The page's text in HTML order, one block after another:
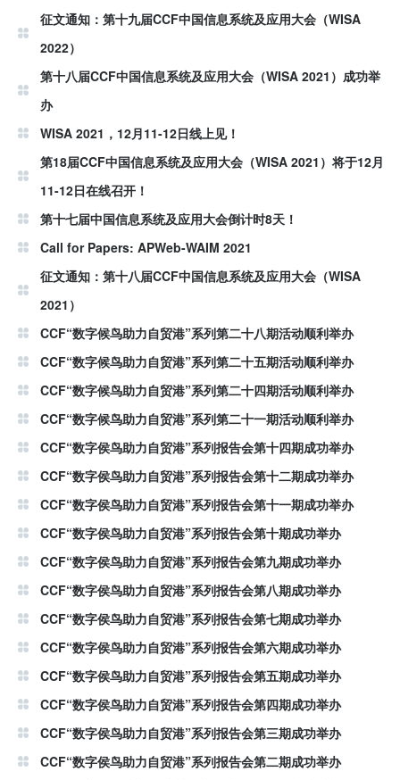
征文通知：第十九届CCF中国信息系统及应用大会（WISA
2022）
第十八届CCF中国信息系统及应用大会（WISA 2021）成功举
办
WISA 2021，12月11-12日线上见！
第18届CCF中国信息系统及应用大会（WISA 2021）将于12月
11-12日在线召开！
第十七届中国信息系统及应用大会倒计时8天！
Call for Papers: APWeb-WAIM 2021
征文通知：第十八届CCF中国信息系统及应用大会（WISA
2021）
CCF“数字候鸟助力自贸港”系列第二十八期活动顺利举办
CCF“数字候鸟助力自贸港”系列第二十五期活动顺利举办
CCF“数字候鸟助力自贸港”系列第二十四期活动顺利举办
CCF“数字候鸟助力自贸港”系列第二十一期活动顺利举办
CCF“数字侯鸟助力自贸港”系列报告会第十四期成功举办
CCF“数字侯鸟助力自贸港”系列报告会第十二期成功举办
CCF“数字侯鸟助力自贸港”系列报告会第十一期成功举办
CCF“数字侯鸟助力自贸港”系列报告会第十期成功举办
CCF“数字侯鸟助力自贸港”系列报告会第九期成功举办
CCF“数字侯鸟助力自贸港”系列报告会第八期成功举办
CCF“数字侯鸟助力自贸港”系列报告会第七期成功举办
CCF“数字侯鸟助力自贸港”系列报告会第六期成功举办
CCF“数字侯鸟助力自贸港”系列报告会第五期成功举办
CCF“数字侯鸟助力自贸港”系列报告会第四期成功举办
CCF“数字侯鸟助力自贸港”系列报告会第三期成功举办
CCF“数字侯鸟助力自贸港”系列报告会第二期成功举办